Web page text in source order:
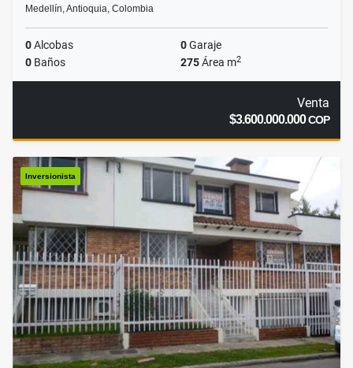
Medellín, Antioquia, Colombia
0Alcobas 0Garaje
0 Baños 275Área m2
Venta
$3.600.000.000COP
Inversionista